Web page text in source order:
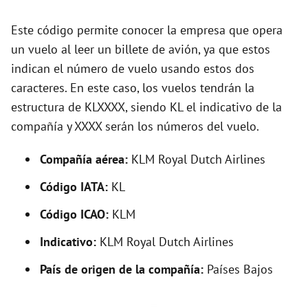
d
e
o
Este código permite conocer la empresa que opera
un vuelo al leer un billete de avión, ya que estos
indican el número de vuelo usando estos dos
caracteres. En este caso, los vuelos tendrán la
estructura de KLXXXX, siendo KL el indicativo de la
compañía y XXXX serán los números del vuelo.
Compañía aérea: KLM Royal Dutch Airlines
Código IATA: KL
Código ICAO: KLM
Indicativo: KLM Royal Dutch Airlines
País de origen de la compañía: Países Bajos